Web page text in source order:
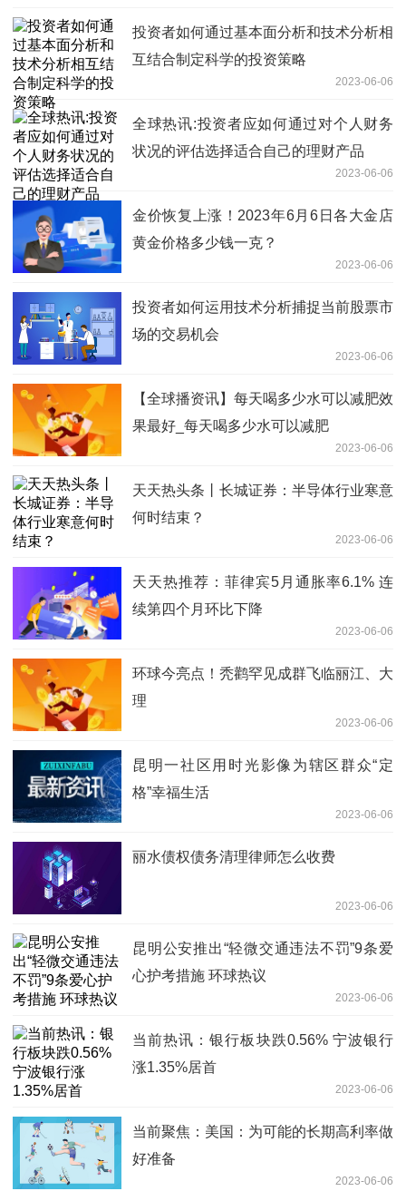
投资者如何通过基本面分析和技术分析相
互结合制定科学的投资策略
2023-06-06
全球热讯:投资者应如何通过对个人财务
状况的评估选择适合自己的理财产品
2023-06-06
金价恢复上涨！2023年6月6日各大金店
黄金价格多少钱一克？
2023-06-06
投资者如何运用技术分析捕捉当前股票市
场的交易机会
2023-06-06
【全球播资讯】每天喝多少水可以减肥效
果最好_每天喝多少水可以减肥
2023-06-06
天天热头条丨长城证券：半导体行业寒意
何时结束？
2023-06-06
天天热推荐：菲律宾5月通胀率6.1% 连
续第四个月环比下降
2023-06-06
环球今亮点！秃鹳罕见成群飞临丽江、大
理
2023-06-06
昆明一社区用时光影像为辖区群众“定
格”幸福生活
2023-06-06
丽水债权债务清理律师怎么收费
2023-06-06
昆明公安推出“轻微交通违法不罚”9条爱
心护考措施 环球热议
2023-06-06
当前热讯：银行板块跌0.56% 宁波银行
涨1.35%居首
2023-06-06
当前聚焦：美国：为可能的长期高利率做
好准备
2023-06-06